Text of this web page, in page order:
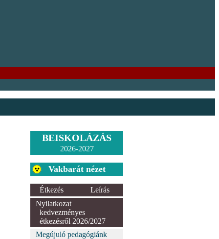
BEISKOLÁZÁS
2026-2027
Vakbarát nézet
Étkezés
Leírás
Nyilatkozat
kedvezményes
étkezésről 2026/2027
Megújuló pedagógiánk